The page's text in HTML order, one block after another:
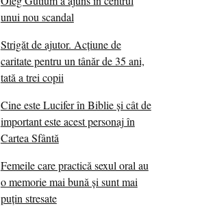
unui nou scandal
Strigăt de ajutor. Acțiune de
caritate pentru un tânăr de 35 ani,
tată a trei copii
Cine este Lucifer în Biblie și cât de
important este acest personaj în
Cartea Sfântă
Femeile care practică sexul oral au
o memorie mai bună și sunt mai
puțin stresate